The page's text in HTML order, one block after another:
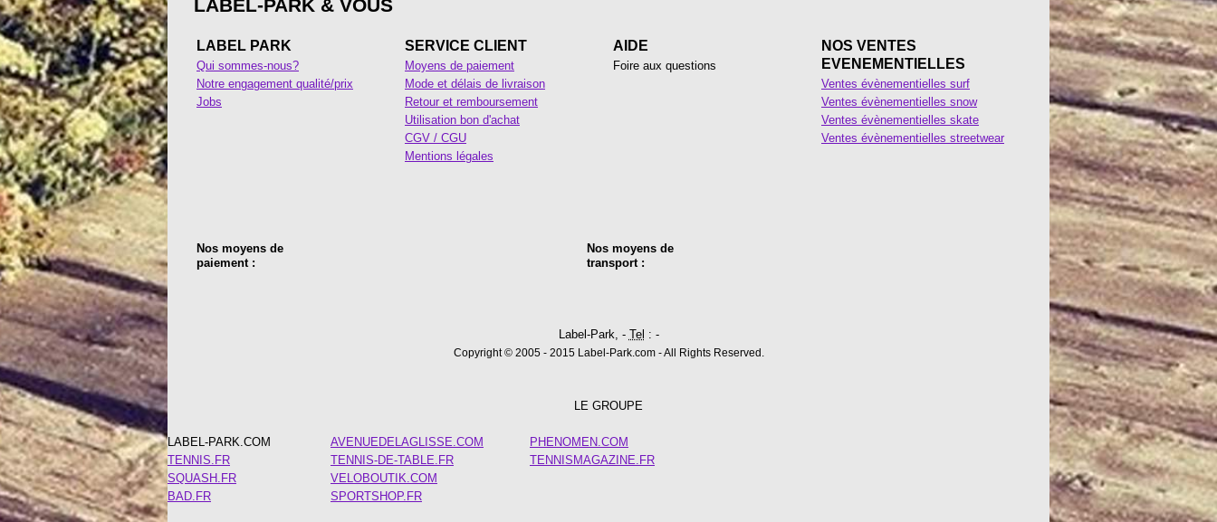
LABEL-PARK & VOUS
LABEL PARK
Qui sommes-nous?
Notre engagement qualité/prix
Jobs
SERVICE CLIENT
Moyens de paiement
Mode et délais de livraison
Retour et remboursement
Utilisation bon d'achat
CGV / CGU
Mentions légales
AIDE
Foire aux questions
NOS VENTES
EVENEMENTIELLES
Ventes évènementielles surf
Ventes évènementielles snow
Ventes évènementielles skate
Ventes évènementielles streetwear
Nos moyens de
paiement :
Nos moyens de
transport :
Label-Park, - Tel : -
Copyright © 2005 - 2015 Label-Park.com - All Rights Reserved.
LE GROUPE
LABEL-PARK.COM
TENNIS.FR
SQUASH.FR
BAD.FR
AVENUEDELAGLISSE.COM
TENNIS-DE-TABLE.FR
VELOBOUTIK.COM
SPORTSHOP.FR
PHENOMEN.COM
TENNISMAGAZINE.FR